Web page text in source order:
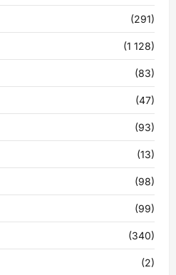
(291)
(1 128)
(83)
(47)
(93)
(13)
(98)
(99)
(340)
(2)